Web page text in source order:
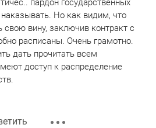
пардон государственных
Но как видим, что
свою вину, заключив контракт с
расписаны. Очень грамотно.
дать прочитать всем
доступ к распределение